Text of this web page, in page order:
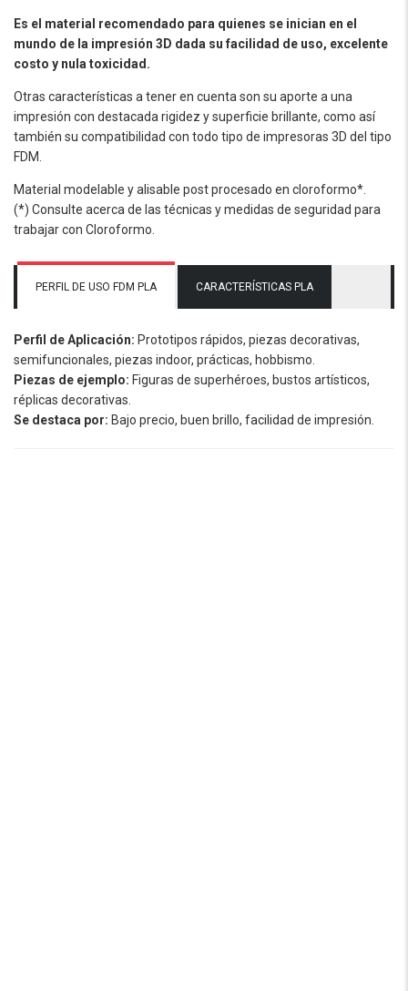
Es el material recomendado para quienes se inician en el
mundo de la impresión 3D dada su facilidad de uso, excelente
costo y nula toxicidad.
Otras características a tener en cuenta son su aporte a una
impresión con destacada rigidez y superficie brillante, como así
también su compatibilidad con todo tipo de impresoras 3D del tipo
FDM.
Material modelable y alisable post procesado en cloroformo*.
(*) Consulte acerca de las técnicas y medidas de seguridad para
trabajar con Cloroformo.
PERFIL DE USO FDM PLA CARACTERÍSTICAS PLA
Perfil de Aplicación: Prototipos rápidos, piezas decorativas,
semifuncionales, piezas indoor, prácticas, hobbismo.
Piezas de ejemplo: Figuras de superhéroes, bustos artísticos,
réplicas decorativas.
Se destaca por: Bajo precio, buen brillo, facilidad de impresión.